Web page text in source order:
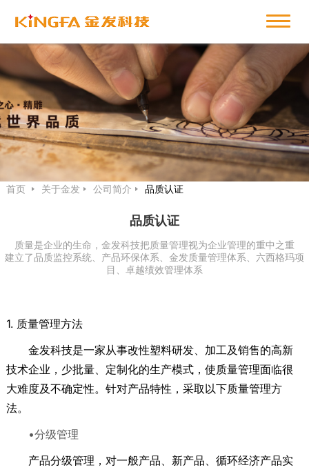
首页 关于金发 公司简介 品质认证
品质认证
质量是企业的生命，金发科技把质量管理视为企业管理的重中之重
建立了品质监控系统、产品环保体系、金发质量管理体系、六西格玛项
目、卓越绩效管理体系
1. 质量管理方法
金发科技是一家从事改性塑料研发、加工及销售的高新
技术企业，少批量、定制化的生产模式，使质量管理面临很
大难度及不确定性。针对产品特性，采取以下质量管理方
法。
•分级管理
产品分级管理，对一般产品、新产品、循环经济产品实